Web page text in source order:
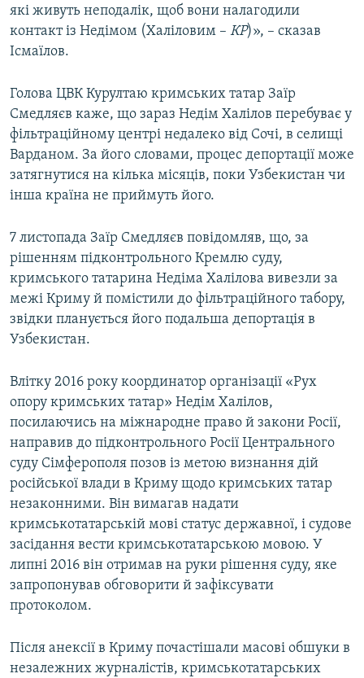
які живуть неподалік, щоб вони налагодили
контакт із Недімом (Халіловим – КР)», – сказав
Ісмаїлов.
Голова ЦВК Курултаю кримських татар Заїр
Смедляєв каже, що зараз Недім Халілов перебуває у
фільтраційному центрі недалеко від Сочі, в селищі
Варданом. За його словами, процес депортації може
затягнутися на кілька місяців, поки Узбекистан чи
інша країна не приймуть його.
7 листопада Заїр Смедляєв повідомляв, що, за
рішенням підконтрольного Кремлю суду,
кримського татарина Недіма Халілова вивезли за
межі Криму й помістили до фільтраційного табору,
звідки планується його подальша депортація в
Узбекистан.
Влітку 2016 року координатор організації «Рух
опору кримських татар» Недім Халілов,
посилаючись на міжнародне право й закони Росії,
направив до підконтрольного Росії Центрального
суду Сімферополя позов із метою визнання дій
російської влади в Криму щодо кримських татар
незаконними. Він вимагав надати
кримськотатарській мові статус державної, і судове
засідання вести кримськотатарською мовою. У
липні 2016 він отримав на руки рішення суду, яке
запропонував обговорити й зафіксувати
протоколом.
Після анексії в Криму почастішали масові обшуки в
незалежних журналістів, кримськотатарських